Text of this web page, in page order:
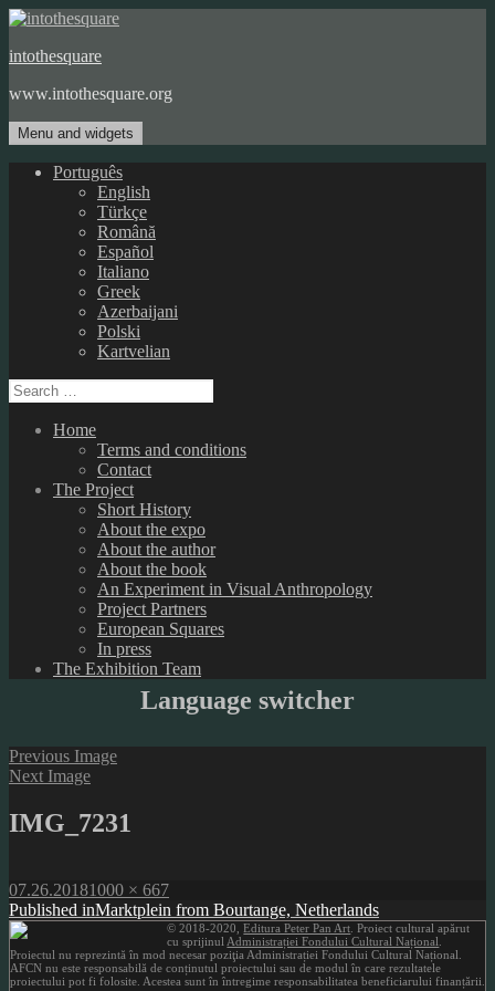
Skip
content
intothesquare
www.intothesquare.org
Menu and widgets
Português
English
Türkçe
Română
Español
Italiano
Greek
Azerbaijani
Polski
Kartvelian
Search
for:
Home
Terms and conditions
Contact
The Project
Short History
About the expo
About the author
About the book
An Experiment in Visual Anthropology
Project Partners
European Squares
In press
The Exhibition Team
Language switcher
Previous Image
Next Image
IMG_7231
Posted
on
07.26.2018Full
size
1000 × 667
Post
navigation
Published inMarktplein from Bourtange, Netherlands
© 2018-2020,Editura Peter Pan Art . Proiect cultural apărut
cu sprijinul Administrației Fondului Cultural Național
Proiectul nu reprezintă în mod necesar poziţia Administrației Fondului Cultural Național.
AFCN nu este responsabilă de conținutul proiectului sau de modul în care rezultatele
proiectului pot fi folosite. Acestea sunt în întregime responsabilitatea beneficiarului finanțării.